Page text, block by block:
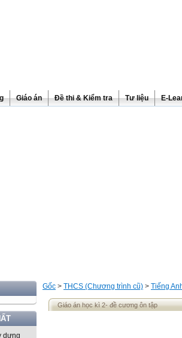
Giáo án Đề thi & Kiểm tra Tư liệu E-
dựng
Gốc > THCS (Chương trình cũ) > Tiếng
Giáo án học kì 2- đề cương ôn tập